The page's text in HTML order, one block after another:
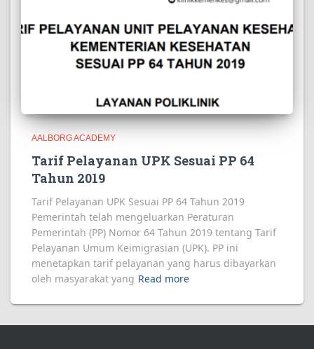
AALBORG ACADEMY
Tarif Pelayanan UPK Sesuai PP 64
Tahun 2019
Tarif Pelayanan UPK Sesuai PP 64 Tahun 2019
Pemerintah telah mengeluarkan Peraturan
Pemerintah (PP) Nomor 64 Tahun 2019 tentang Tarif
Pelayanan Umum Keimigrasian (UPK). PP ini
menetapkan tarif pelayanan yang harus dibayarkan
oleh masyarakat yang Read more